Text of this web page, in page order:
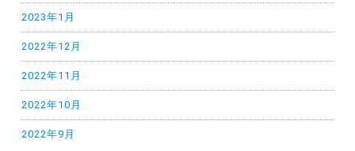
2023年1月
2022年12月
2022年11月
2022年10月
2022年9月